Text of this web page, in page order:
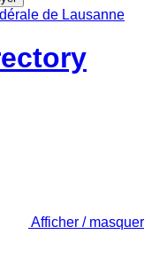
Afficher / masquer